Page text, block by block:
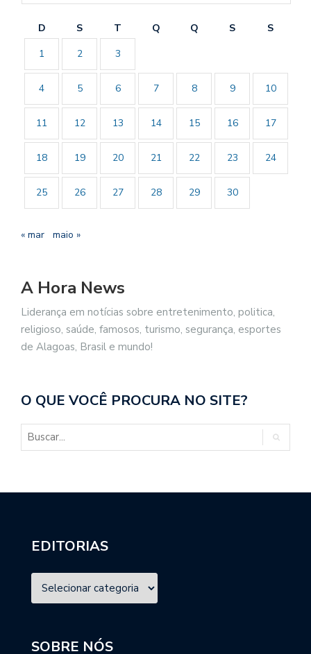
D S T Q Q S
S
1
2 3
4 5 6 7 8 9 10
11 12 13 14 15 16 17
18 19 20 21 22 23 24
25 26 27 28 29 30
« mar maio »
A Hora News
Liderança em notícias sobre entretenimento, politica,
religioso, saúde, famosos, turismo, segurança, esportes
de Alagoas, Brasil e mundo!
O QUE VOCÊ PROCURA NO SITE?
EDITORIAS
SOBRE NÓS